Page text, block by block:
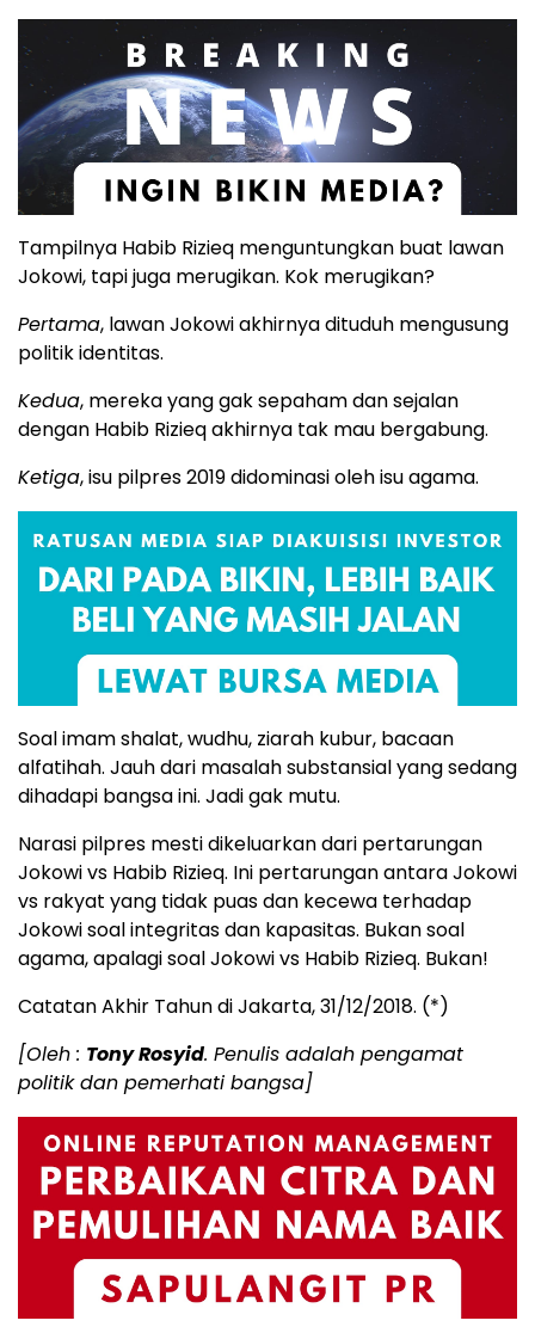
Tampilnya Habib Rizieq menguntungkan buat lawan
Jokowi, tapi juga merugikan. Kok merugikan?
Pertama, lawan Jokowi akhirnya dituduh mengusung
politik identitas.
Kedua, mereka yang gak sepaham dan sejalan
dengan Habib Rizieq akhirnya tak mau bergabung.
Ketiga, isu pilpres 2019 didominasi oleh isu agama.
Soal imam shalat, wudhu, ziarah kubur, bacaan
alfatihah. Jauh dari masalah substansial yang sedang
dihadapi bangsa ini. Jadi gak mutu.
Narasi pilpres mesti dikeluarkan dari pertarungan
Jokowi vs Habib Rizieq. Ini pertarungan antara Jokowi
vs rakyat yang tidak puas dan kecewa terhadap
Jokowi soal integritas dan kapasitas. Bukan soal
agama, apalagi soal Jokowi vs Habib Rizieq. Bukan!
Catatan Akhir Tahun di Jakarta, 31/12/2018. (*)
[Oleh : Tony Rosyid. Penulis adalah pengamat
politik dan pemerhati bangsa]